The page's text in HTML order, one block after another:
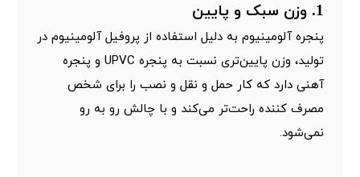
1. وزن سبک و پایین
پنجره آلومینیوم به دلیل استفاده از پروفیل آلومینیوم در
تولید، وزن پایین‌تری نسبت به پنجره UPVC
و پنجره
آهنی دارد که کار حمل و نقل و نصب را برای شخص
مصرف کننده راحت‌تر می‌کند و با چالش رو به رو
نمی‌شود.